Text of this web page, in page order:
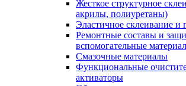
Жесткое структурное
акрилы, полиуретаны)
Эластичное склеивание и
Ремонтные составы и
вспомогательные
Смазочные материалы
Функциональные
активаторы